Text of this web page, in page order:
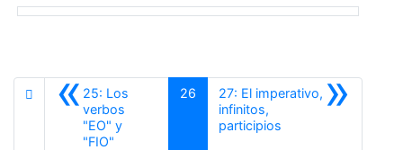
«25: Los
verbos
"EO" y
"FIO"
26 »
27: El imperativo,
infinitos,
participiosSiguiente